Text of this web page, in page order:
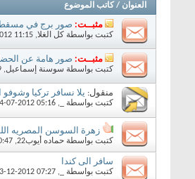
العنوان / كاتب الموضوع
مثبــت: صور برج في
كتبت بواسطة كل الغلا‏, 02-19-2012 11:15 AM
مثبــت: صور هامة عن
كتبت بواسطة سوسنة إسماعيل‏, 11-29-2011 12:29 PM
منقول: يلا نسافر تركيا وشوفو
كتبت بواسطة ‏, 04-07-2012 05:16 PM
زهرة السوسن المصريه
كتبت بواسطة حماده أيوب22 ‏, 03-04-2012 10:47 AM
سافر الى كندا
كتبت بواسطة ‏, 03-12-2012 07:27 AM